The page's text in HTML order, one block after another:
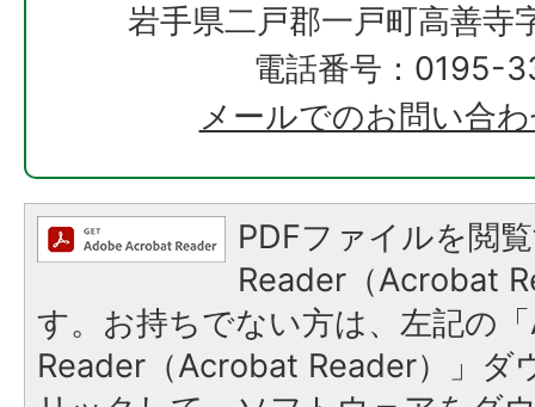
岩手県二戸郡一戸町高善寺
電話番号：0195-
メールでのお問い合
PDFファイルを閲
Reader（Acrobat
す。お持ちでない方は、左記の
Reader（Acrobat Reader）」ダ